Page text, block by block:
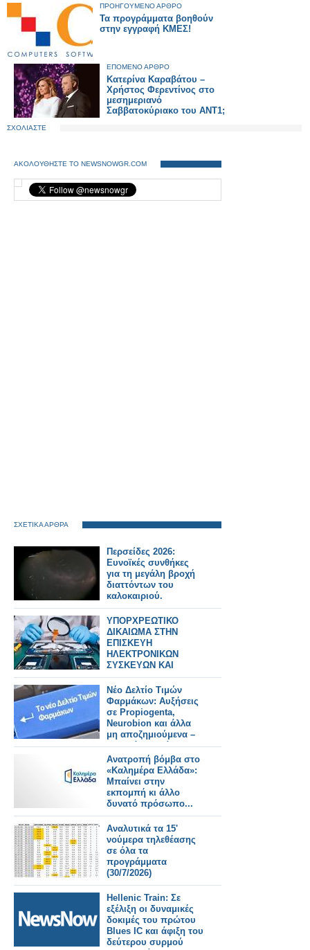
ΠΡΟΗΓΟΥΜΕΝΟ ΑΡΘΡΟ
Τα προγράμματα βοηθούν
στην εγγραφή ΚΜΕΣ!
ΕΠΟΜΕΝΟ ΑΡΘΡΟ
Κατερίνα Καραβάτου –
Χρήστος Φερεντίνος στο
μεσημεριανό
Σαββατοκύριακο του ANT1;
ΣΧΟΛΙΑΣΤΕ
ΑΚΟΛΟΥΘΗΣΤΕ ΤΟ NEWSNOWGR.COM
ΣΧΕΤΙΚΑ ΑΡΘΡΑ
Περσείδες 2026:
Ευνοϊκές συνθήκες
για τη μεγάλη βροχή
διαττόντων του
καλοκαιριού.
ΥΠΟΡΧΡΕΩΤΙΚΟ
ΔΙΚΑΙΩΜΑ ΣΤΗΝ
ΕΠΙΣΚΕΥΗ
ΗΛΕΚΤΡΟΝΙΚΩΝ
ΣΥΣΚΕΥΩΝ ΚΑΙ
SPARTPHONES ΣΤΗΝ
ΕΛΛΑΔΑ
Νέο Δελτίο Τιμών
Φαρμάκων: Αυξήσεις
σε Propiogenta,
Neurobion και άλλα
μη αποζημιούμενα –
Τι αλλάζει από
31/7/2026
Ανατροπή βόμβα στο
«Καλημέρα Ελλάδα»:
Μπαίνει στην
εκπομπή κι άλλο
δυνατό πρόσωπο...
Αναλυτικά τα 15'
νούμερα τηλεθέασης
σε όλα τα
προγράμματα
(30/7/2026)
Hellenic Train: Σε
εξέλιξη οι δυναμικές
δοκιμές του πρώτου
Blues IC και άφιξη του
δεύτερου συρμού